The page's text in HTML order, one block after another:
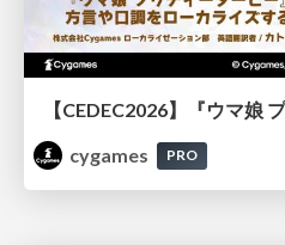
cygames
PRO